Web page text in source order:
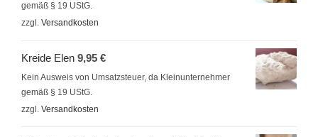
gemäß § 19 UStG.
zzgl. Versandkosten
Kreide Elen 9,95 €
Kein Ausweis von Umsatzsteuer, da Kleinunternehmer
gemäß § 19 UStG.
zzgl. Versandkosten